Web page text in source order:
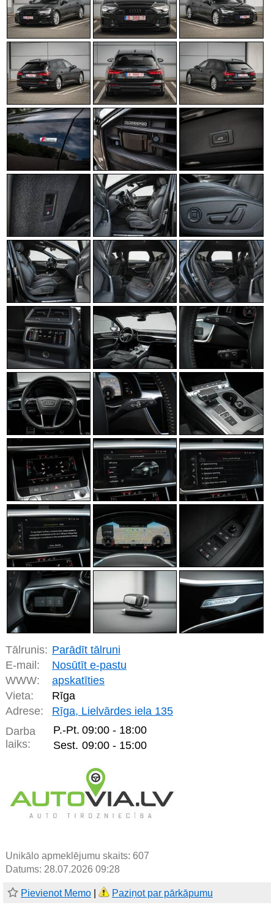
Tālrunis: Parādīt tālruni
E-mail:
Nosūtīt e-pastu
WWW:
apskatīties
Vieta:
Rīga
Adrese:
Rīga, Lielvārdes iela 135
Darba
laiks:
P.-Pt. 09:00 - 18:00
Sest. 09:00 - 15:00
Unikālo apmeklējumu skaits: 607
Datums: 28.07.2026 09:28
Pievienot Memo Paziņot par pārkāpumu